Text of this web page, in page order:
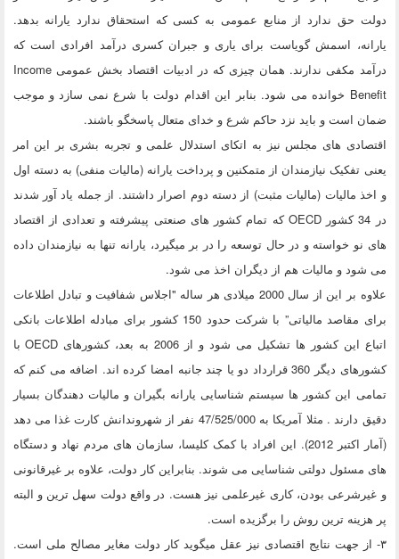
دولت حق ندارد از منابع عمومی به کسی که استحقاق ندارد یارانه بدهد.
یارانه، اسمش گویاست برای یاری و جبران کسری درآمد افرادی است که
درآمد مکفی ندارند. همان چیزی که در ادبیات اقتصاد بخش عمومی Income
Benefit خوانده می شود. بنابر این اقدام دولت با شرع نمی سازد و موجب
ضمان است و باید نزد حاکم شرع و خدای متعال پاسخگو باشند.
اقتصادی های مجلس نیز به اتکای استدلال علمی و تجربه بشری بر این امر
یعنی تفکیک نیازمندان از متمکنین و پرداخت یارانه (مالیات منفی) به دسته اول
و اخذ مالیات (مالیات مثبت) از دسته دوم اصرار داشتند. از جمله یاد آور شدند
در 34 کشور OECD که تمام کشور های صنعتی پیشرفته و تعدادی از اقتصاد
های نو خواسته و در حال توسعه را در بر میگیرد، یارانه تنها به نیازمندان داده
می شود و مالیات هم از دیگران اخذ می شود.
علاوه بر این از سال 2000 میلادی هر ساله "اجلاس شفافیت و تبادل اطلاعات
برای مقاصد مالیاتی” با شرکت حدود 150 کشور برای مبادله اطلاعات بانکی
اتباع این کشور ها تشکیل می شود و از 2006 به بعد، کشورهای OECD با
کشورهای دیگر 360 قرارداد دو یا چند جانبه امضا کرده اند. اضافه می کنم که
تمامی این کشور ها سیستم شناسایی یارانه بگیران و مالیات دهندگان بسیار
دقیق دارند . مثلا آمریکا به 47/525/000 نفر از شهروندانش کارت غذا می دهد
(آمار اکتبر 2012). این افراد با کمک کلیسا، سازمان های مردم نهاد و دستگاه
های مسئول دولتی شناسایی می شوند. بنابراین کار دولت، علاوه بر غیرقانونی
و غیرشرعی بودن، کاری غیرعلمی نیز هست. در واقع دولت سهل ترین و البته
پر هزینه ترین روش را برگزیده است.
۳- از جهت نتایج اقتصادی نیز عقل میگوید کار دولت مغایر مصالح ملی است.